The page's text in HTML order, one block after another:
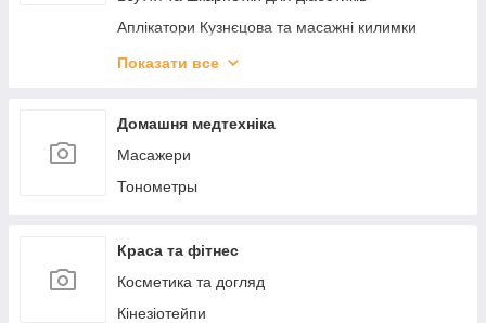
Аплікатори Кузнєцова та масажні килимки
Вальгусні шини, міжпальцеві перегородки
Ортопедичне взуття для дітей
Подушки ортопедичні
Устілки та підп'ятки
Показати все
Домашня медтехніка
Масажери
Тонометры
Краса та фітнес
Косметика та догляд
Кінезіотейпи